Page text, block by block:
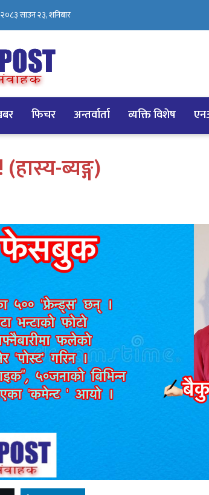
२०८३ साउन २३, शनिबार
फिचर अन्तर्वार्ता व्यक्ति विशेष
ब्यङ्ग)